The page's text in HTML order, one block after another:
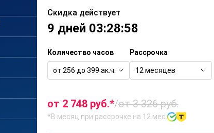
Скидка действует
9 дней 03:28:58
Количество часов
от 256 до 399 ак.ч.
Рассрочка
12 месяцев
от 2 748 руб.*/от 3 326 руб.
*В месяц при рассрочке на 12 мес.